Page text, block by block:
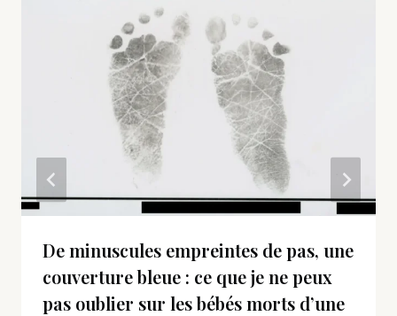
De minuscules empreintes de pas, une
couverture bleue : ce que je ne peux
pas oublier sur les bébés morts d’une